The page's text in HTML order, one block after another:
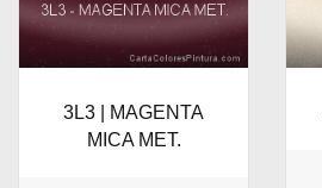
3L3 | MAGENTA
MICA MET.